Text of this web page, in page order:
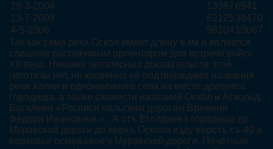
28-3-2004
13987 6941
13-7-2009
82125 36470
4-5-2006
98204 10067
Так как сама река Оскол имеет длину в км и является
слишком растяжимым ориентиром для встречи войск
XII века. Никаких летописных доказательств этой
гипотезы нет, но косвенно её подтверждают названия
реки Холки и одноимённого села на месте древнего
городища, а также схожести названий Оскол и Аскольд.
Багалеем «Росписи польским дорогам Времени
Фёдора Ивановича »:. А отъ Еголдаева городища до
Муравской дороги до верхъ Оскола езду верстъ съ 40 а
верховье оскольское у Муравской дороги. Почётные